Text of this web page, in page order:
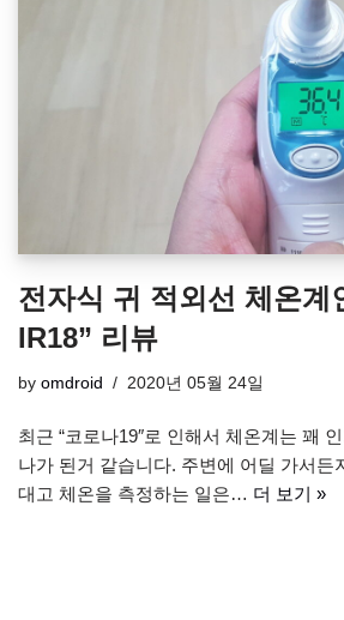
전자식 귀 적외선 체온계
IR18” 리뷰
by omdroid 2020년 05월 24일
최근 “코로나19″로 인해서 체온계는 꽤
나가 된거 같습니다. 주변에 어딜 가서든
대고 체온을 측정하는 일은… 더 보기 »